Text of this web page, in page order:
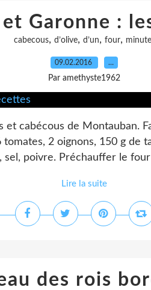
et Garonne :
cabecous, d’olive, d’un, four,
09.02.2016 …
Par amethyste1962
et cabécous de Montauban.
2 oignons, 150 g de
poivre. Préchauffer le four
Lire la suite
des rois